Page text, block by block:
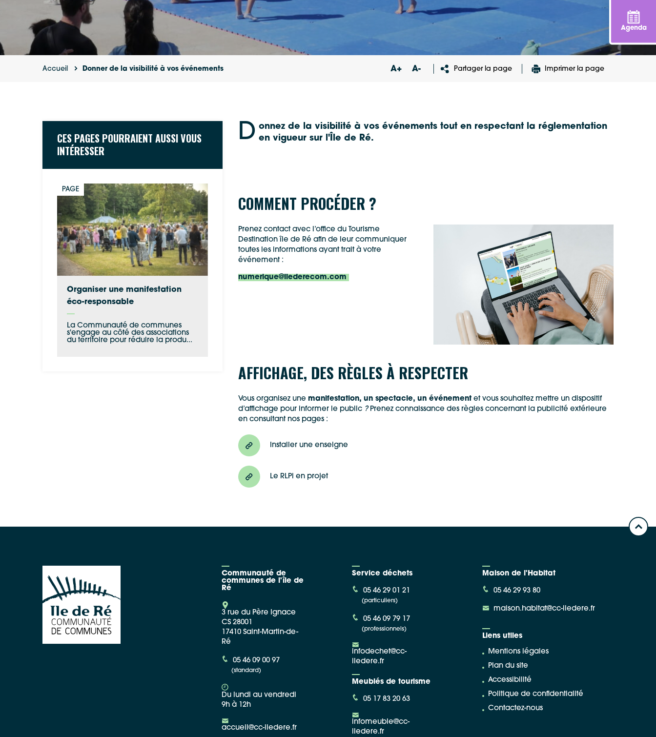
Agenda
Accueil Donner de la visibilité à vos événements A+ A- Partager la page Imprimer la page
CES PAGES POURRAIENT AUSSI VOUS
INTÉRESSER
PAGE
Organiser une manifestation
éco-responsable
La Communauté de communes
s'engage au côté des associations
du territoire pour réduire la produ...
D onnez de la visibilité à vos événements tout en respectant la réglementation
en vigueur sur l'Île de Ré.
COMMENT PROCÉDER ?
Prenez contact avec l’office du Tourisme
Destination île de Ré afin de leur communiquer
toutes les informations ayant trait à votre
événement :
numerique@ilederecom.com
AFFICHAGE, DES RÈGLES À RESPECTER
Vous organisez une manifestation, un spectacle, un événementet vous souhaitez mettre un dispositif
d’affichage pour informer le public ? Prenez connaissance des règles concernant la publicité extérieure
en consultant nos pages :
Installer une enseigne
Le RLPi en projet
Communauté de
communes de l'île de
Ré
3 rue du Père Ignace
CS 28001
17410 Saint-Martin-de-
Ré
05 46 09 00 97
(standard)
Du lundi au vendredi
9h à 12h
accueil@cc-iledere.fr
Service déchets
05 46 29 01 21
(particuliers)
05 46 09 79 17
(professionnels)
infodechet@cc-
iledere.fr
Meublés de tourisme
05 17 83 20 63
infomeuble@cc-
iledere.fr
Maison de l'Habitat
05 46 29 93 80
maison.habitat@cc-iledere.fr
Liens utiles
Mentions légales
Plan du site
Accessibilité
Politique de confidentialité
Contactez-nous
Google Maps Apple Plans